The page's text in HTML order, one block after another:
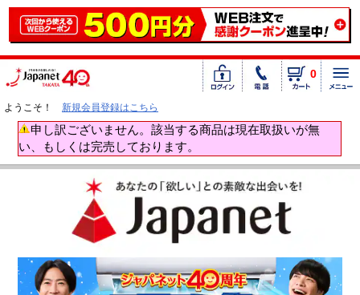
0
ようこそ！ 新規会員登録はこちら
申し訳ございません。該当する商品は現在取扱いが無
い、もしくは完売しております。